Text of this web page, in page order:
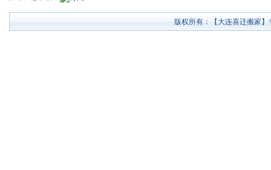
版权所有：【大连喜迁搬家】